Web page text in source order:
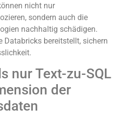
nicht nur
sondern auch die
nachhaltig schädigen.
Databricks bereitstellt, sichern
nur Text-zu-SQL
der